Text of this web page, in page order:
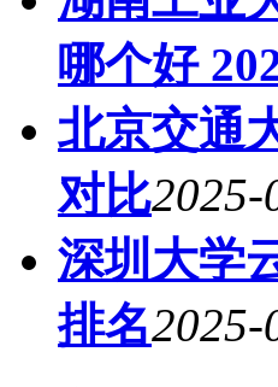
哪个好
北京交通
对比2025-
深圳大学
排名2025-